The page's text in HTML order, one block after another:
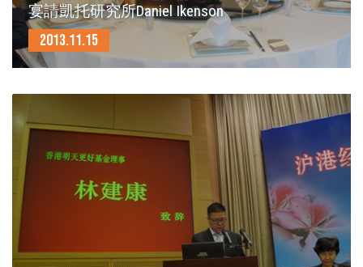
宴請凱托研究所Daniel Ikenson
2013.11.15